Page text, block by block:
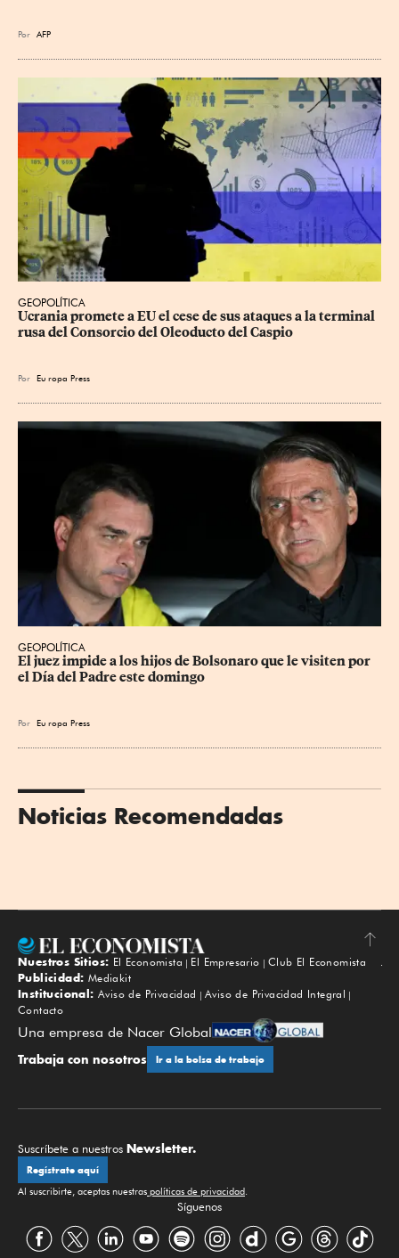
Por AFP
GEOPOLÍTICA
Ucrania promete a EU el cese de sus ataques a la terminal
rusa del Consorcio del Oleoducto del Caspio
Por Eu ropa Press
GEOPOLÍTICA
El juez impide a los hijos de Bolsonaro que le visiten por
el Día del Padre este domingo
Por Eu ropa Press
Noticias Recomendadas
Subir
Nuestros Sitios: El Economista El Empresario
Club El Economista
Publicidad: Mediakit
Institucional: Aviso de Privacidad
Aviso de Privacidad Integral
Contacto
Una empresa de Nacer Global
Trabaja con nosotros Ir a la bolsa de trabajo
Suscríbete a nuestros Newsletter.
Regístrate aquí
Al suscribirte, aceptas nuestras políticas de privacidad.
Síguenos